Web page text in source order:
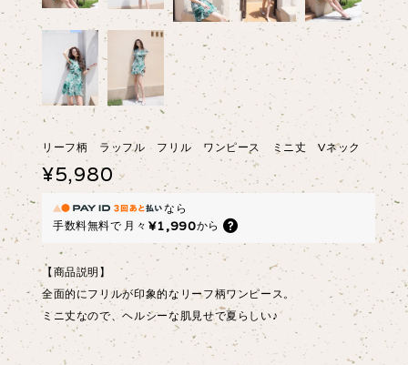
リーフ柄 ラッフル フリル ワンピース ミニ丈 Vネック
¥5,980
なら
手数料無料で 月々 ¥1,990から
【商品説明】
全面的にフリルが印象的なリーフ柄ワンピース。
ミニ丈なので、ヘルシーな肌見せで夏らしい♪